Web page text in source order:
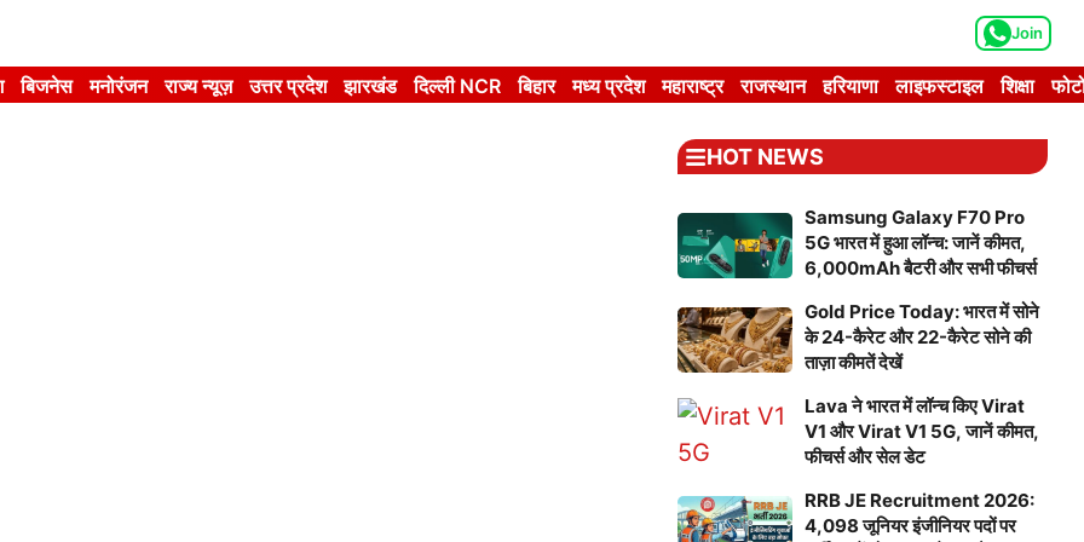
Join
बिजनेस मनोरंजन राज्य न्यूज़ उत्तर प्रदेश झारखंड दिल्ली NCR बिहार मध्य प्रदेश महाराष्ट्र राजस्थान हरियाणा लाइफस्टाइल शिक्षा
HOT NEWS
Samsung Galaxy F70 Pro
5G भारत में हुआ लॉन्च: जानें कीमत,
6,000mAh बैटरी और सभी फीचर्स
Gold Price Today: भारत में सोने
के 24-कैरेट और 22-कैरेट सोने की
ताज़ा कीमतें देखें
Lava ने भारत में लॉन्च किए Virat
V1 और Virat V1 5G, जानें कीमत,
फीचर्स और सेल डेट
RRB JE Recruitment 2026:
4,098 जूनियर इंजीनियर पदों पर